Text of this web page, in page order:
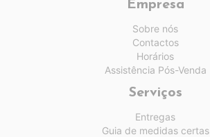
Empresa
Sobre nós
Contactos
Horários
Assistência Pós-Venda
Serviços
Entregas
Guia de medidas certas